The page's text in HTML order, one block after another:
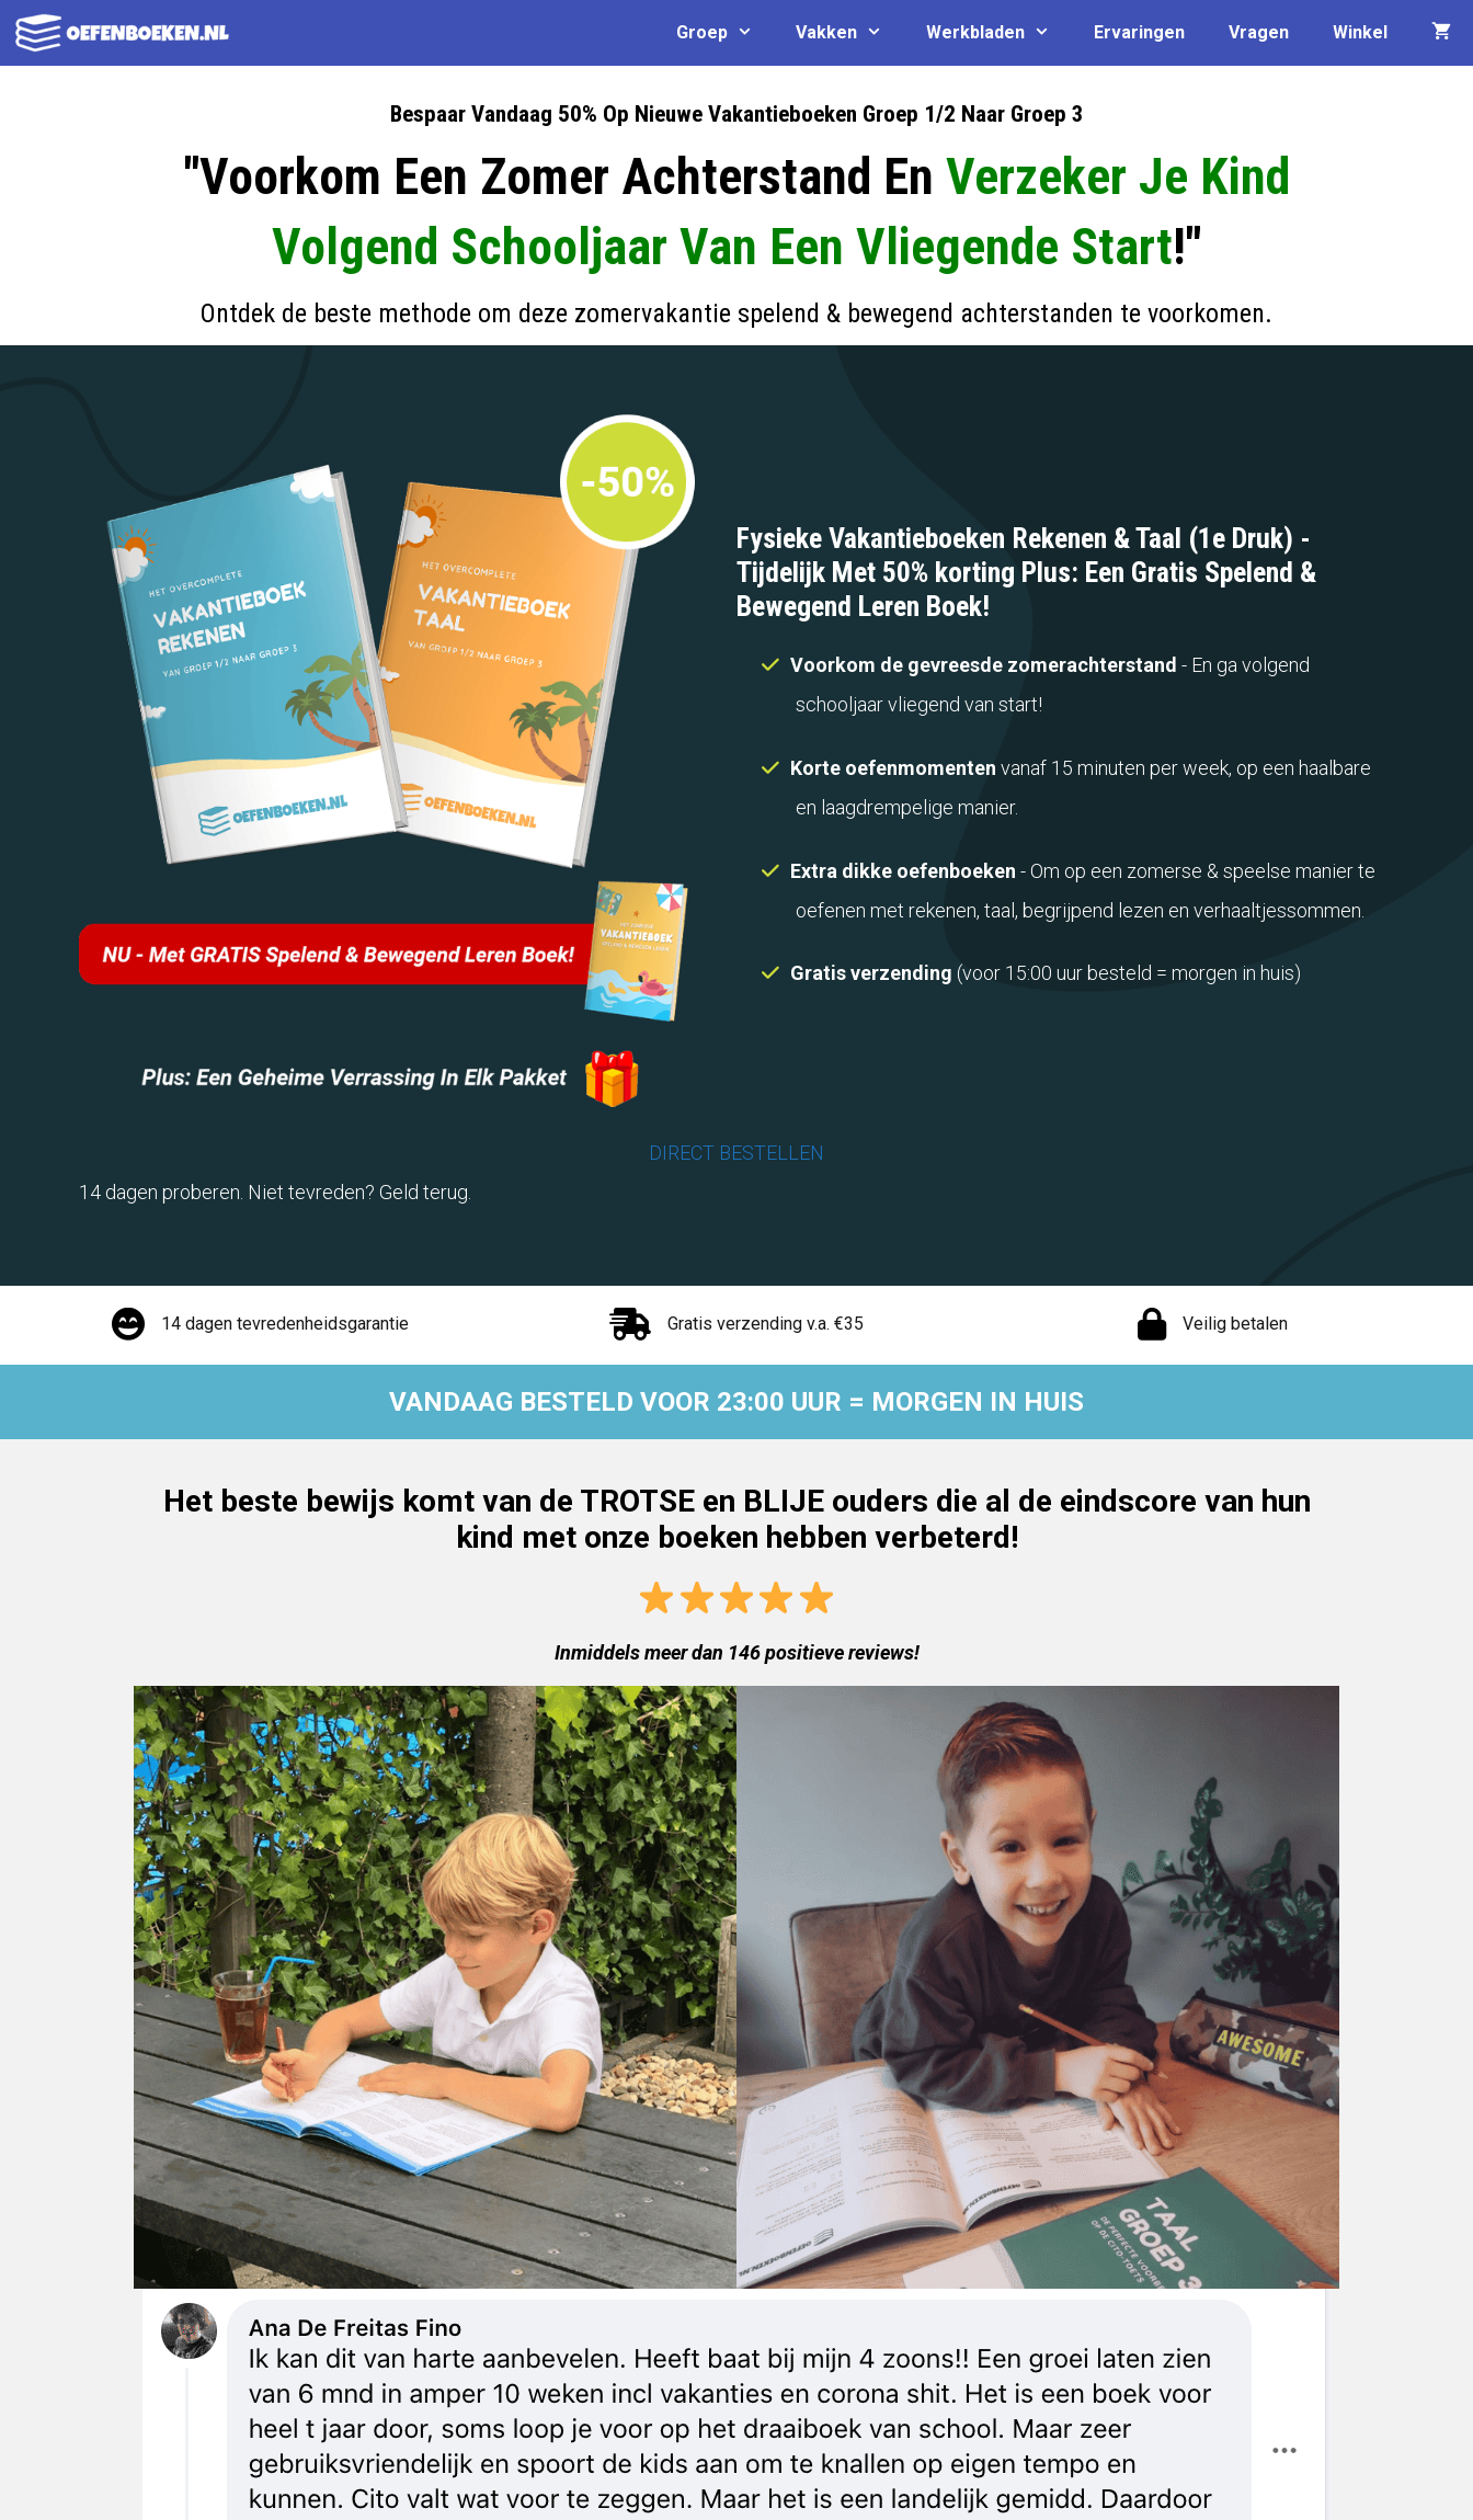
Ga
naar
Groep Vakken Werkbladen Ervaringen Vragen Winkel
Bespaar Vandaag 50% Op Nieuwe Vakantieboeken Groep 1/2 Naar Groep 3
"Voorkom Een Zomer Achterstand En Verzeker Je Kind
Volgend Schooljaar Van Een Vliegende Start!"
Ontdek de beste methode om deze zomervakantie spelend & bewegend achterstanden te voorkomen.
Fysieke Vakantieboeken Rekenen & Taal (1e Druk) -
Tijdelijk Met 50% korting Plus: Een Gratis Spelend &
Bewegend Leren Boek!
Voorkom de gevreesde zomerachterstand - En ga volgend
schooljaar vliegend van start!
Korte oefenmomenten vanaf 15 minuten per week, op een haalbare
en laagdrempelige manier.
Extra dikke oefenboeken - Om op een zomerse & speelse manier te
oefenen met rekenen, taal, begrijpend lezen en verhaaltjessommen.
Gratis verzending (voor 15:00 uur besteld = morgen in huis)
DIRECT BESTELLEN
14 dagen proberen. Niet tevreden? Geld terug.
14 dagen tevredenheidsgarantie Gratis verzending v.a. €35 Veilig betalen
VANDAAG BESTELD VOOR 23:00 UUR = MORGEN IN HUIS
Het beste bewijs komt van de TROTSE en BLIJE ouders die al de eindscore van hun
kind met onze boeken hebben verbeterd!
Inmiddels meer dan 146 positieve reviews!